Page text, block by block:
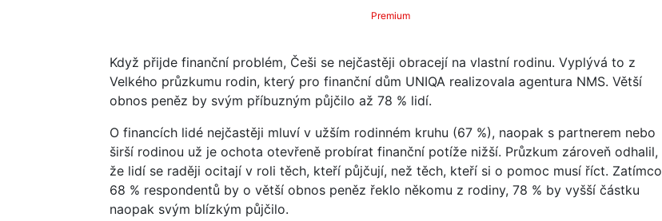
Premium
Když přijde finanční problém, Češi se nejčastěji obracejí na vlastní rodinu. Vyplývá to z
Velkého průzkumu rodin, který pro finanční dům UNIQA realizovala agentura NMS. Větší
obnos peněz by svým příbuzným půjčilo až 78 % lidí.
O financích lidé nejčastěji mluví v užším rodinném kruhu (67 %), naopak s partnerem nebo
širší rodinou už je ochota otevřeně probírat finanční potíže nižší. Průzkum zároveň odhalil,
že lidí se raději ocitají v roli těch, kteří půjčují, než těch, kteří si o pomoc musí říct. Zatímco
68 % respondentů by o větší obnos peněz řeklo někomu z rodiny, 78 % by vyšší částku
naopak svým blízkým půjčilo.